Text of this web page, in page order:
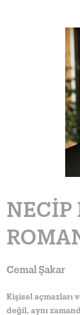
NECIP
Cemal Şakar
Kişisel açmazları
değil, aynı